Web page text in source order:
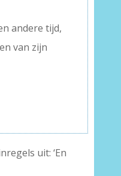
andere tijd,
van zijn
uit: ‘En